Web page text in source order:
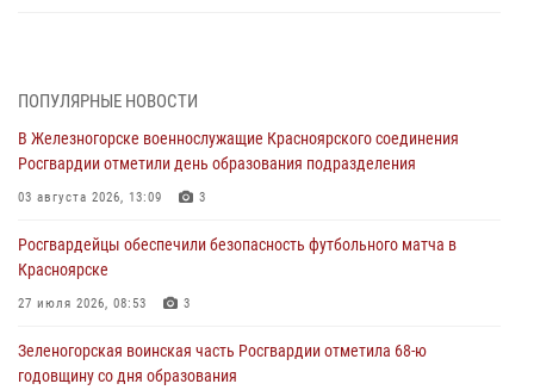
05 августа 2026, 04:52 1
В Красноярске сотрудники вневедомственной охраны Росгвардии
задержали подозреваемого в серии краж из гипермаркета
04 августа 2026, 09:57
Сотрудники Росгвардии обеспечили общественный порядок во
время проведения экстремального заплыва в Дудинке
04 августа 2026, 08:36
В Красноярске сотрудники Росгвардии задержали подозреваемого
в серии краж из супермаркета
ПОПУЛЯРНЫЕ НОВОСТИ
В Железногорске военнослужащие Красноярского соединения
Росгвардии отметили день образования подразделения
03 августа 2026, 13:09 3
Росгвардейцы обеспечили безопасность футбольного матча в
Красноярске
27 июля 2026, 08:53 3
Зеленогорская воинская часть Росгвардии отметила 68-ю
годовщину со дня образования